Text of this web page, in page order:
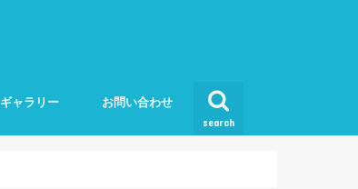
search
ギャラリー お問い合わせ